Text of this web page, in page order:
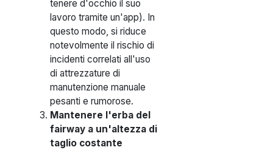
tenere d'occhio il suo
lavoro tramite un'app). In
questo modo, si riduce
notevolmente il rischio di
incidenti correlati all'uso
di attrezzature di
manutenzione manuale
pesanti e rumorose.
Mantenere l'erba del
fairway a un'altezza di
taglio costante